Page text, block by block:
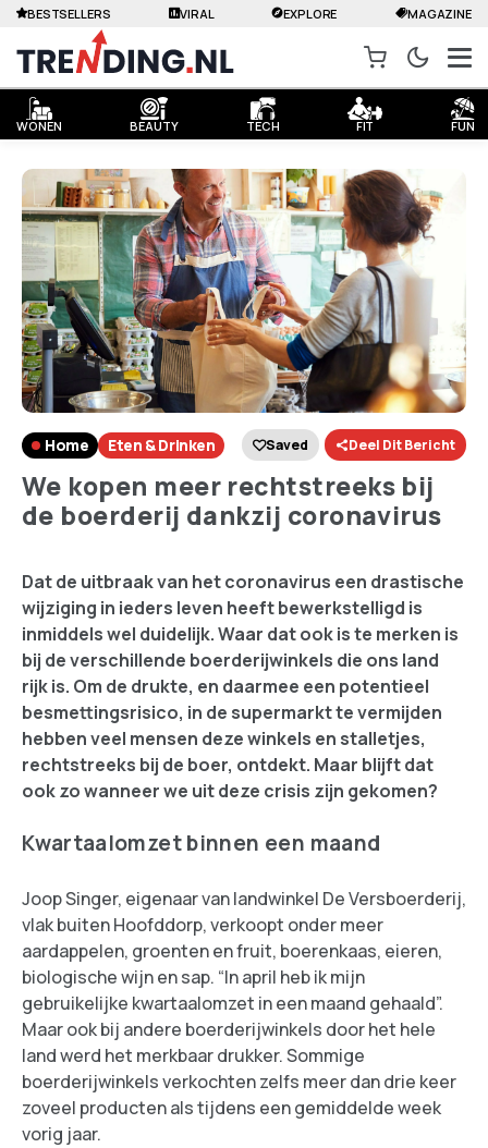
WONEN BEAUTY TECH FIT FUN
BESTSELLERS VIRAL EXPLORE MAGAZINE
Home Eten & Drinken Saved Deel Dit Bericht
We kopen meer rechtstreeks bij
de boerderij dankzij coronavirus
Dat de uitbraak van het coronavirus een drastische
wijziging in ieders leven heeft bewerkstelligd is
inmiddels wel duidelijk. Waar dat ook is te merken is
bij de verschillende boerderijwinkels die ons land
rijk is. Om de drukte, en daarmee een potentieel
besmettingsrisico, in de supermarkt te vermijden
hebben veel mensen deze winkels en stalletjes,
rechtstreeks bij de boer, ontdekt. Maar blijft dat
ook zo wanneer we uit deze crisis zijn gekomen?
Kwartaalomzet binnen een maand
Joop Singer, eigenaar van landwinkel De Versboerderij,
vlak buiten Hoofddorp, verkoopt onder meer
aardappelen, groenten en fruit, boerenkaas, eieren,
biologische wijn en sap. “In april heb ik mijn
gebruikelijke kwartaalomzet in een maand gehaald”.
Maar ook bij andere boerderijwinkels door het hele
land werd het merkbaar drukker. Sommige
boerderijwinkels verkochten zelfs meer dan drie keer
zoveel producten als tijdens een gemiddelde week
vorig jaar.